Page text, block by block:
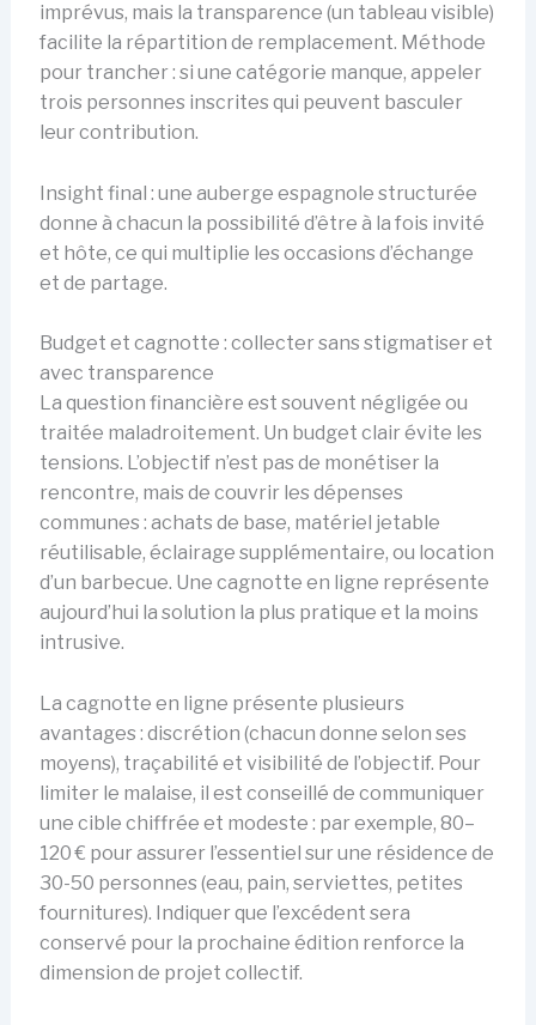
imprévus, mais la transparence (un tableau visible)
facilite la répartition de remplacement. Méthode
pour trancher : si une catégorie manque, appeler
trois personnes inscrites qui peuvent basculer
leur contribution.
Insight final : une auberge espagnole structurée
donne à chacun la possibilité d’être à la fois invité
et hôte, ce qui multiplie les occasions d’échange
et de partage.
Budget et cagnotte : collecter sans stigmatiser et
avec transparence
La question financière est souvent négligée ou
traitée maladroitement. Un budget clair évite les
tensions. L’objectif n’est pas de monétiser la
rencontre, mais de couvrir les dépenses
communes : achats de base, matériel jetable
réutilisable, éclairage supplémentaire, ou location
d’un barbecue. Une cagnotte en ligne représente
aujourd’hui la solution la plus pratique et la moins
intrusive.
La cagnotte en ligne présente plusieurs
avantages : discrétion (chacun donne selon ses
moyens), traçabilité et visibilité de l’objectif. Pour
limiter le malaise, il est conseillé de communiquer
une cible chiffrée et modeste : par exemple, 80–
120 € pour assurer l’essentiel sur une résidence de
30-50 personnes (eau, pain, serviettes, petites
fournitures). Indiquer que l’excédent sera
conservé pour la prochaine édition renforce la
dimension de projet collectif.